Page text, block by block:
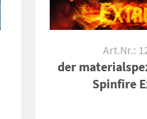
Art.Nr.:
der
Spinfire